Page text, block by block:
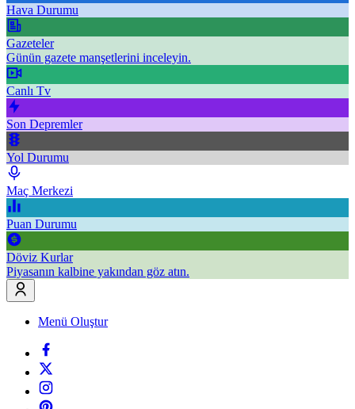
Hava Durumu
Gazeteler
Günün gazete manşetlerini inceleyin.
Canlı Tv
Son Depremler
Yol Durumu
Maç Merkezi
Puan Durumu
Döviz Kurlar
Piyasanın kalbine yakından göz atın.
Menü Oluştur